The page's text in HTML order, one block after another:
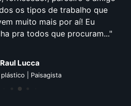
os tipos de trabalho que
muito mais por aí! Eu
pra todos que procuram...
Raul Lucca
| Paisagista